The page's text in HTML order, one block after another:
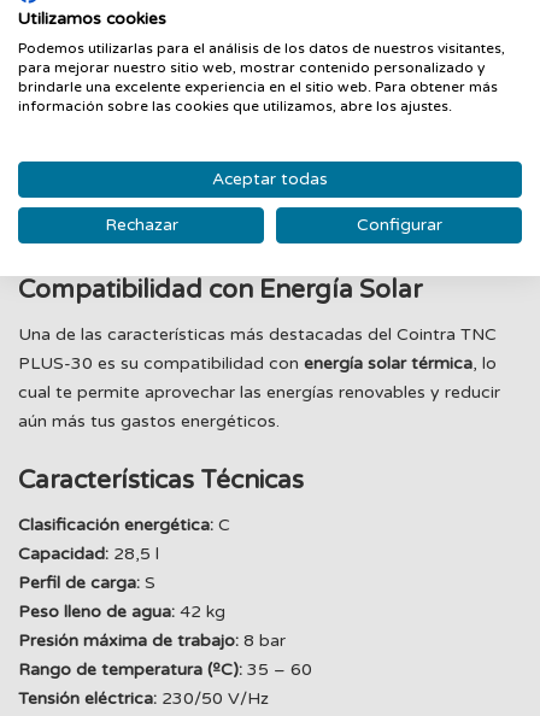
pequeños, integrándose sin problemas en la mayoría de los
muebles de cocina. Su formato
Slim
facilita su instalación en
lugares donde el espacio es limitado.
termostato regulable exteriorpermite ajustar la
temperatura del agua a tus necesidades específicas,
contribuyendo así a un ahorro energético aún mayor.
Compatibilidad con Energía Solar
Una de las características más destacadas del Cointra TNC
PLUS-30 es su compatibilidad con energía solar térmica, lo
cual te permite aprovechar las energías renovables y reducir
aún más tus gastos energéticos.
Características Técnicas
Clasificación energética: C
Capacidad: 28,5 l
Perfil de carga: S
Peso lleno de agua: 42 kg
Presión máxima de trabajo: 8 bar
Rango de temperatura (ºC): 35 – 60
Tensión eléctrica: 230/50 V/Hz
Utilizamos cookies
Podemos utilizarlas para el análisis de los datos de nuestros visitantes,
para mejorar nuestro sitio web, mostrar contenido personalizado y
brindarle una excelente experiencia en el sitio web. Para obtener más
información sobre las cookies que utilizamos, abre los ajustes.
Aceptar todas
Rechazar Configurar